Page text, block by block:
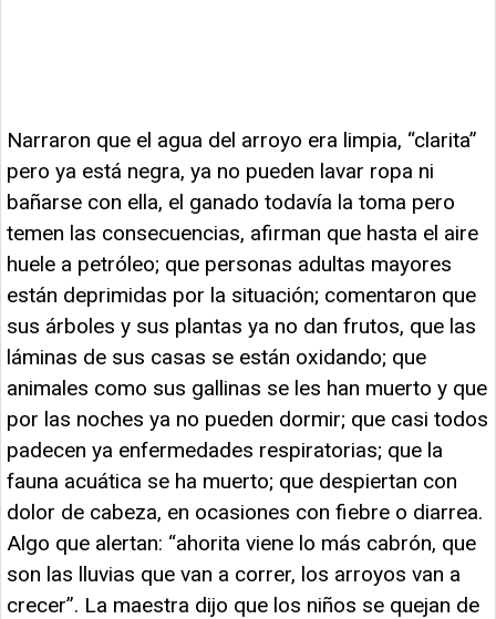
Narraron que el agua del arroyo era limpia, “clarita”
pero ya está negra, ya no pueden lavar ropa ni
bañarse con ella, el ganado todavía la toma pero
temen las consecuencias, afirman que hasta el aire
huele a petróleo; que personas adultas mayores
están deprimidas por la situación; comentaron que
sus árboles y sus plantas ya no dan frutos, que las
láminas de sus casas se están oxidando; que
animales como sus gallinas se les han muerto y que
por las noches ya no pueden dormir; que casi todos
padecen ya enfermedades respiratorias; que la
fauna acuática se ha muerto; que despiertan con
dolor de cabeza, en ocasiones con fiebre o diarrea.
Algo que alertan: “ahorita viene lo más cabrón, que
son las lluvias que van a correr, los arroyos van a
crecer”. La maestra dijo que los niños se quejan de